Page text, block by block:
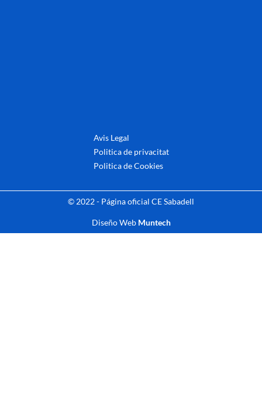
Avis Legal
Politica de privacitat
Politica de Cookies
© 2022 - Página oficial CE Sabadell
Diseño Web Muntech